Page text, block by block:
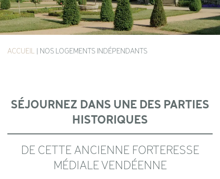
ACCUEIL | NOS LOGEMENTS INDÉPENDANTS
SÉJOURNEZ DANS UNE DES PARTIES
HISTORIQUES
DE CETTE ANCIENNE FORTERESSE
MÉDIALE VENDÉENNE